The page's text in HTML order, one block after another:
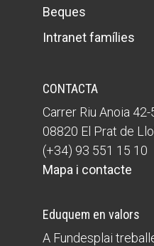
Beques
Intranet famílies
CONTACTA
Carrer Riu Anoia 42-
08820 El Prat de
(+34) 93 551 15 10
Mapa i contacte
Eduquem en valors
A Fundesplai